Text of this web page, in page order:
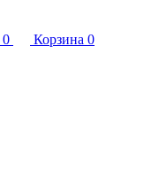
0 Корзина 0